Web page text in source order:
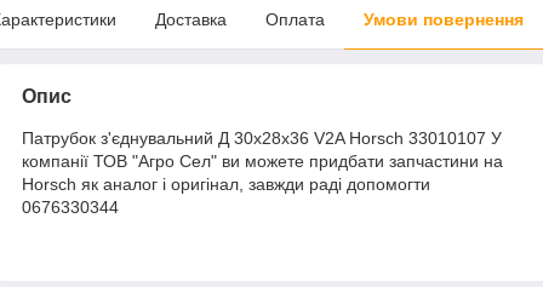
Доставка Оплата Умови повернення
Опис
Патрубок з'єднувальний Д 30x28x36 V2A Horsch 33010107 У
компанії ТОВ "Агро Сел" ви можете придбати запчастини на
Horsch як аналог і оригінал, завжди раді допомогти
0676330344